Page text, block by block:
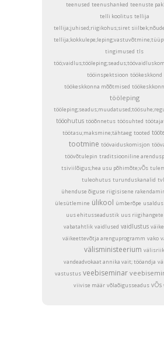
teenused teenushanked teenuste
telli koolitus tellija
tellija;juhised;riigikohus;siret
tingimused tls
tööinspektsioon töökeskkond
töökeskkonna mõõtmised
tööleping
tööohutus tööõnnetus töösuhted
töötasu;maksmine;tähtaeg tooted
tootmine töövaiduskomisjon
töövõtulepin traditsiooniline
tsiviilõigus;hea usu põhimõte;vÕs
tuleohutus turunduskanalid
ühenduse õiguse riigisisene
ülesütlemine ülikool ümberõpe usaldus
uus ehitusseadustik uus riigihangete
vabatahtlik vaidlused vaidlustus
väikeettevõtja arenguprogramm vako
välisministeerium välisriik
vandeadvokaat annika vait; tööandja
vastustus veebiseminar
viivise määr võlaõigusseadus vÕs